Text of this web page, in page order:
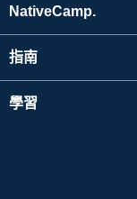
NativeCamp.
指南
學習